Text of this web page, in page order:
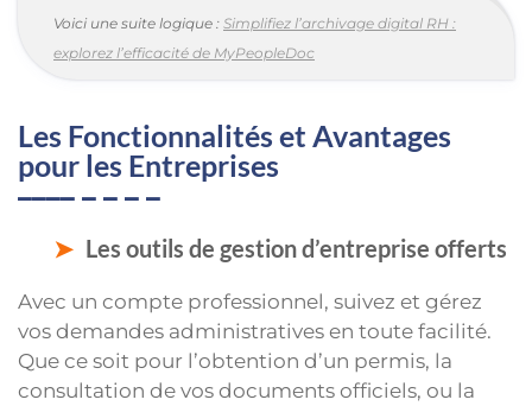
Voici une suite logique : Simplifiez l’archivage digital RH :
explorez l’efficacité de MyPeopleDoc
Les Fonctionnalités et Avantages
pour les Entreprises
Les outils de gestion d’entreprise offerts
Avec un compte professionnel, suivez et gérez
vos demandes administratives en toute facilité.
Que ce soit pour l’obtention d’un permis, la
consultation de vos documents officiels, ou la